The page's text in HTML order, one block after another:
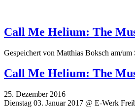
Call Me Helium: The
Gespeichert von Matthias Boksch am/um
Call Me Helium: The
25. Dezember 2016
Dienstag 03. Januar 2017 @ E-Werk